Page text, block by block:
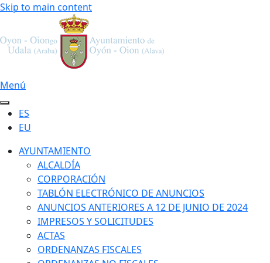
Skip to main content
Menú
ES
EU
AYUNTAMIENTO
ALCALDÍA
CORPORACIÓN
TABLÓN ELECTRÓNICO DE ANUNCIOS
ANUNCIOS ANTERIORES A 12 DE JUNIO DE 2024
IMPRESOS Y SOLICITUDES
ACTAS
ORDENANZAS FISCALES